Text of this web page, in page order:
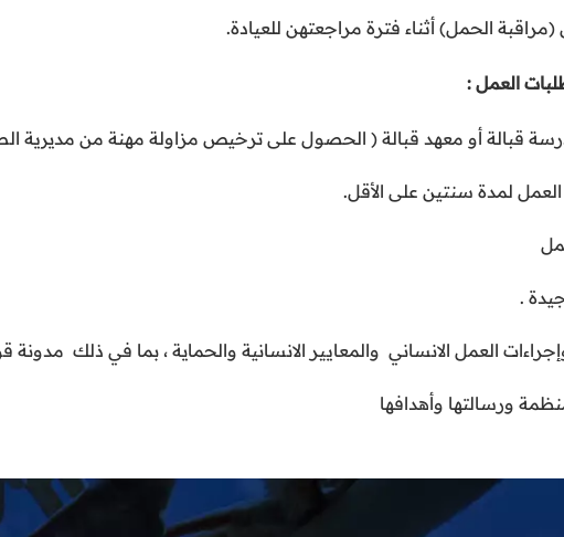
(مراقبة الحمل) أثناء فترة مراجعتهن للعيادة.
العمل :
مدرسة قبالة أو معهد قبالة ( الحصول على ترخيص مزاولة مهنة من
لمدة سنتين على الأقل.
.
وإجراءات العمل الانساني والمعايير الانسانية والحماية ، بما في ذلك
ورسالتها وأهدافها